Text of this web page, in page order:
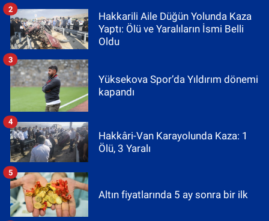
Hakkarili Aile Düğün Yolunda Kaza
Yaptı: Ölü ve Yaralıların İsmi Belli
Oldu
2
Yüksekova Spor’da Yıldırım dönemi
kapandı
3
Hakkâri-Van Karayolunda Kaza: 1
Ölü, 3 Yaralı
4
Altın fiyatlarında 5 ay sonra bir ilk
5